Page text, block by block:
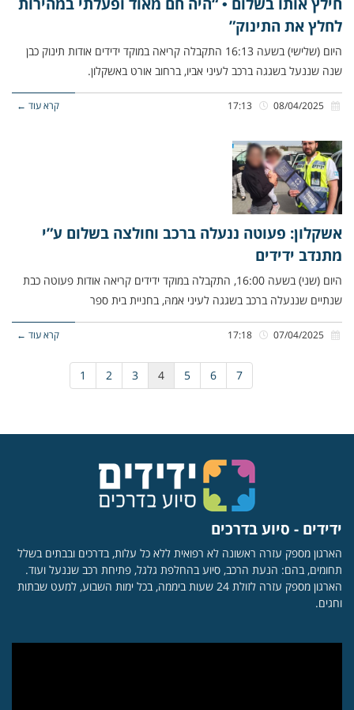
לחלץ את התינוק”
היום (שלישי) בשעה 16:13 התקבלה קריאה במוקד ידידים אודות תינוק כבן
שנה שננעל בשגגה ברכב לעיני אביו, ברחוב אורט באשקלון.
קרא עוד ←
אשקלון: פעוטה ננעלה ברכב וחולצה בשלום ע”י
מתנדב ידידים
היום (שני) בשעה 16:00, התקבלה במוקד ידידים קריאה אודות פעוטה כבת
שנתיים שננעלה ברכב בשגגה לעיני אמהּ, בחניית בית ספר
קרא עוד ←
1 2 3 4 5 6 7
ידידים - סיוע בדרכים
הארגון מספק עזרה ראשונה לא רפואית ללא כל עלות, בדרכים ובבתים בשלל
תחומים, בהם: הנעת הרכב, סיוע בהחלפת גלגל, פתיחת רכב שננעל ועוד.
הארגון מספק עזרה לזולת 24 שעות ביממה, בכל ימות השבוע, למעט שבתות
וחגים.